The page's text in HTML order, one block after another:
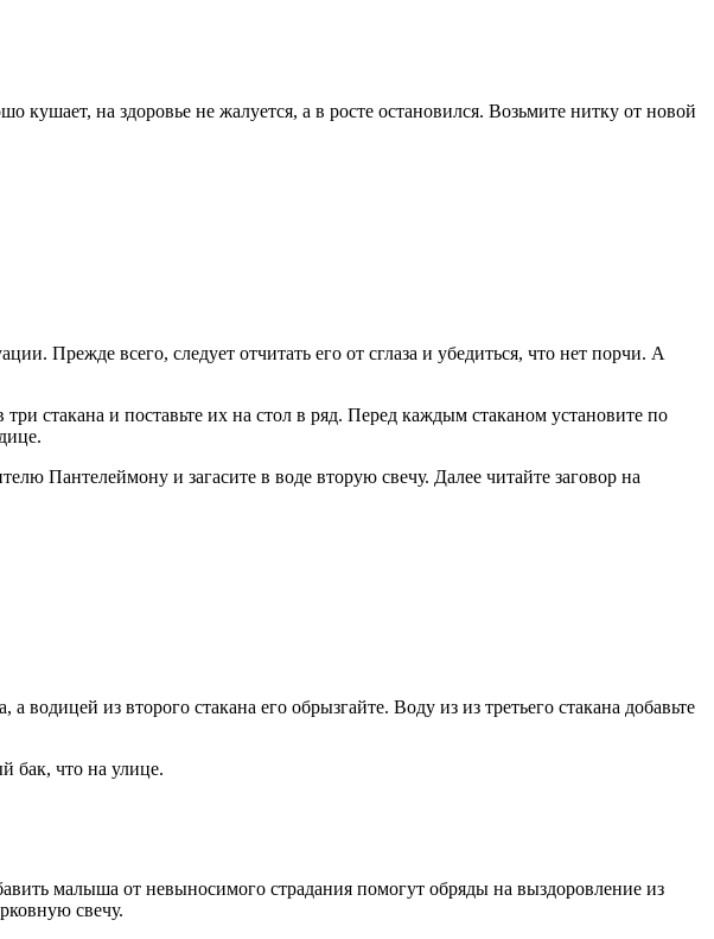
кушает, на здоровье не жалуется, а в росте остановился. Возьмите нитку от новой
Прежде всего, следует отчитать его от сглаза и убедиться, что нет порчи. А
стакана и поставьте их на стол в ряд. Перед каждым стаканом установите по
Пантелеймону и загасите в воде вторую свечу. Далее читайте заговор на
водицей из второго стакана его обрызгайте. Воду из из третьего стакана добавьте
бак, что на улице.
малыша от невыносимого страдания помогут обряды на выздоровление из
свечу.